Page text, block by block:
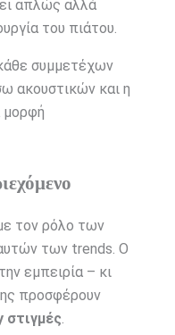
απλώς αλλά
του πιάτου.
συμμετέχων
ακουστικών και η
μορφή
τον ρόλο των
των trends. Ο
εμπειρία – κι
προσφέρουν
.